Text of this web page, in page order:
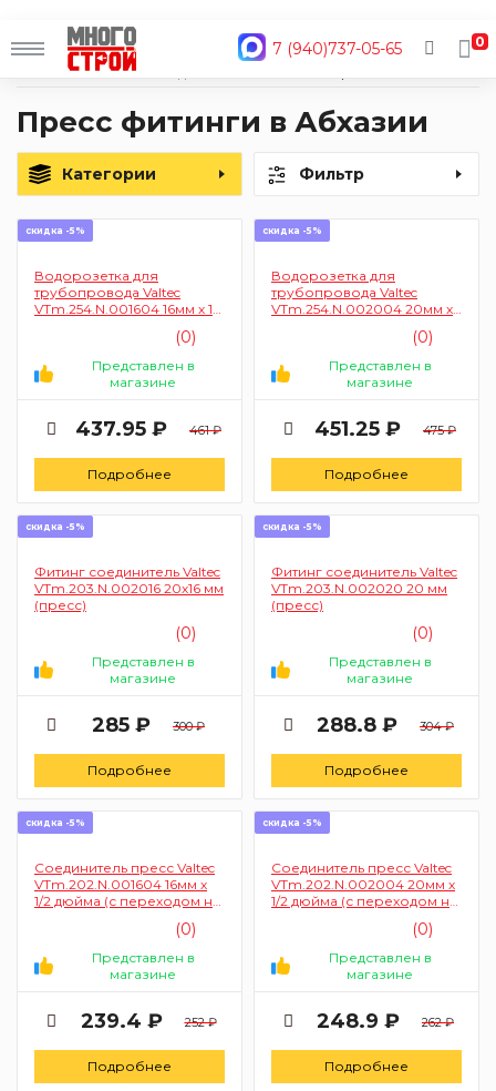
7 (940)737-05-65
0
Главная
Каталог
Пресс фитинги в Абхазии
Категории Фильтр
скидка -5%
Водорозетка для
трубопровода Valtec
VTm.254.N.001604 16мм х 1/2
(0)
Представлен в
магазине
437.95 ₽ 461 ₽
Подробнее
скидка -5%
Водорозетка для
трубопровода Valtec
VTm.254.N.002004 20мм х
(0)
Представлен в
магазине
451.25 ₽ 475 ₽
Подробнее
скидка -5%
Фитинг соединитель Valtec
VTm.203.N.002016 20х16 мм
(пресс)
(0)
Представлен в
магазине
285 ₽ 300 ₽
Подробнее
скидка -5%
Фитинг соединитель Valtec
VTm.203.N.002020 20 мм
(пресс)
(0)
Представлен в
магазине
288.8 ₽ 304 ₽
Подробнее
скидка -5%
Соединитель пресс Valtec
VTm.202.N.001604 16мм х
1/2 дюйма (с переходом на
(0)
Представлен в
магазине
239.4 ₽ 252 ₽
Подробнее
скидка -5%
Соединитель пресс Valtec
VTm.202.N.002004 20мм х
1/2 дюйма (с переходом на
(0)
Представлен в
магазине
248.9 ₽ 262 ₽
Подробнее